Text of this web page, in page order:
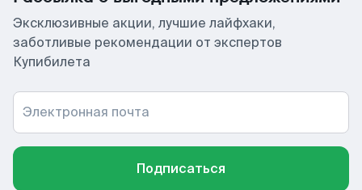
Эксклюзивные акции, лучшие лайфхаки,
заботливые рекомендации от экспертов
Купибилета
Электронная почта
Подписаться